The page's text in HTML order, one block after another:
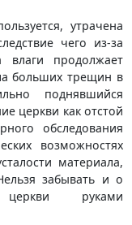
утрачена
чего из-за
влаги продолжает
больших трещин в
поднявшийся
церкви как отстой
обследования
возможностях
материала,
забывать и о
церкви руками